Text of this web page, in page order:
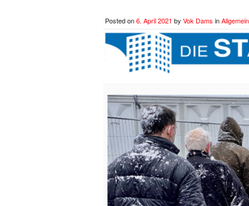
Posted on6. April 2021 by Vok Dams inAllgemein